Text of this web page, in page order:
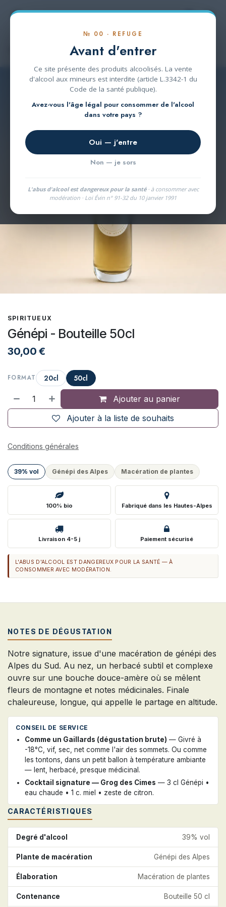
Collection Herboriste
SPIRITUEUX
Génépi - Bouteille 50cl
30,00 €
FORMAT 20cl 50cl
Ajouter au panier
Ajouter à la liste de souhaits
Conditions générales
39% vol Génépi des Alpes Macération de plantes
100% bio Fabriqué dans les Hautes-Alpes
Livraison 4-5 j Paiement sécurisé
L'ABUS D'ALCOOL EST DANGEREUX POUR LA SANTÉ — À
CONSOMMER AVEC MODÉRATION.
NOTES DE DÉGUSTATION
Notre signature, issue d'une macération de génépi des
Alpes du Sud. Au nez, un herbacé subtil et complexe
ouvre sur une bouche douce-amère où se mêlent
fleurs de montagne et notes médicinales. Finale
chaleureuse, longue, qui appelle le partage en altitude.
CONSEIL DE SERVICE
Comme un Gaillards (dégustation brute) — Givré à
-18°C, vif, sec, net comme l'air des sommets. Ou comme
les tontons, dans un petit ballon à température ambiante
— lent, herbacé, presque médicinal.
Cocktail signature — Grog des Cimes — 3 cl Génépi •
eau chaude • 1 c. miel • zeste de citron.
CARACTÉRISTIQUES
Degré d'alcool 39% vol
Plante de macération Génépi des Alpes
Élaboration Macération de plantes
Contenance Bouteille 50 cl
№ 00 · REFUGE
Avant d'entrer
Ce site présente des produits alcoolisés. La vente
d'alcool aux mineurs est interdite (article L.3342-1 du
Code de la santé publique).
Avez-vous l'âge légal pour consommer de l'alcool
dans votre pays ?
Oui — j'entre
Non — je sors
L'abus d'alcool est dangereux pour la santé· à consommer avec
modération · Loi Évin n° 91-32 du 10 janvier 1991